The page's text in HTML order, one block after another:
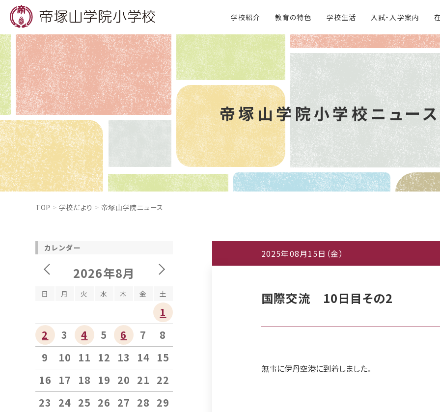
学校紹介 教育の特色 学校生活 入試・入学案内
帝塚山学院小学校ニュース
TOP 学校だより 帝塚山学院ニュース
2025年08月15日（金）
国際交流 10日目その2
無事に伊丹空港に到着しました。
カレンダー
2026年8月
日 月 火 水 木 金 土
1
2
3 4 5 6 7
8
9
10 11 12 13 14 15
16
17 18 19 20 21 22
23
24 25 26 27 28 29